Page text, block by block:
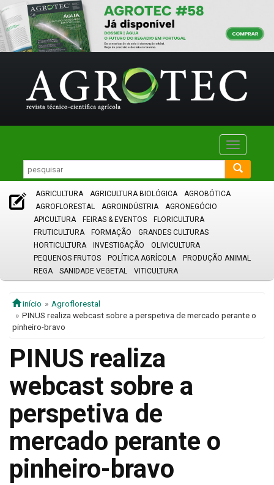
Toggle
AGRICULTURA AGRICULTURA BIOLÓGICA
AGROBÓTICA
AGROFLORESTAL
AGROINDÚSTRIA
AGRONEGÓCIO
APICULTURA
FEIRAS & EVENTOS
FLORICULTURA
FRUTICULTURA
FORMAÇÃO
GRANDES CULTURAS
HORTICULTURA
INVESTIGAÇÃO
OLIVICULTURA
PEQUENOS FRUTOS
POLÍTICA AGRÍCOLA
PRODUÇÃO ANIMAL
REGA
SANIDADE VEGETAL VITICULTURA
início
Agroflorestal
PINUS realiza webcast sobre a perspetiva de mercado perante o
pinheiro-bravo
PINUS realiza
webcast sobre a
perspetiva de
mercado perante o
pinheiro-bravo